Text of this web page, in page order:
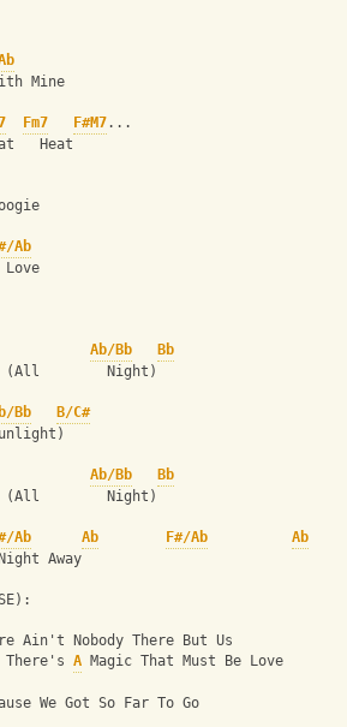
Mine
Fm7 F#M7...
Heat
Ab
Ab/Bb
Bb
(All        Night)
Bb
B/C#
Ab/Bb
Bb
(All        Night)
Ab Ab F#/Ab
Ab
Away
Ain't Nobody There But Us
There's A Magic That Must Be Love
We Got So Far To Go